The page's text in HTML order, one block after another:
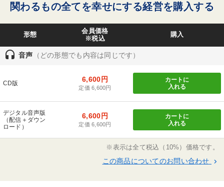
繁盛 上場企業
※「更新」を押すと「タグ・キーワード」を更新いただけます。
関わるもの全てを幸せにする経営を購入する
形態
会員価格
※税込
購入
headset 音声 （どの形態でも内容は同じです）
CD版 6,600円
定価 6,600円
カートに
入れる
デジタル音声版
（配信＋ダウン
ロード）
6,600円
定価 6,600円
カートに
入れる
※表示は全て税込（10%）価格です。
この商品についてのお問い合わせ keyboard_arrow_right